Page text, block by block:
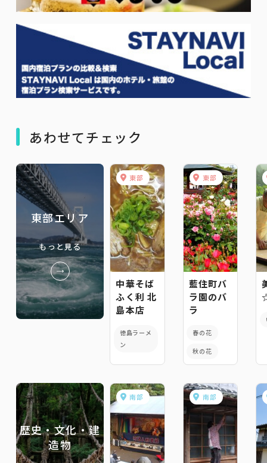
あわせてチェック
東部エリア
もっと見る
東部
中華そば
ふく利 北
島本店
徳島ラーメ
ン
東部
藍住町バ
ラ園のバ
ラ
春の花
秋の花
歴史・文化・建
造物
南部 南部